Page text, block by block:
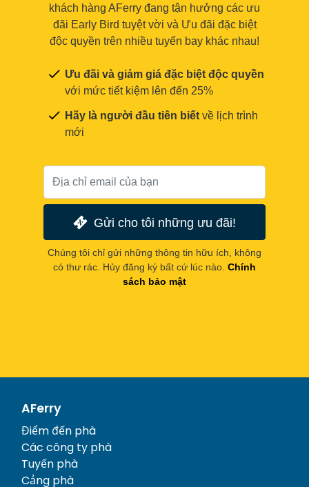
khách hàng AFerry đang tận hưởng các ưu
đãi Early Bird tuyệt vời và Ưu đãi đặc biệt
độc quyền trên nhiều tuyến bay khác nhau!
Ưu đãi và giảm giá đặc biệt độc quyền
với mức tiết kiệm lên đến 25%
Hãy là người đầu tiên biết về lịch trình
mới
Gửi cho tôi những ưu đãi!
Chúng tôi chỉ gửi những thông tin hữu ích, không
có thư rác. Hủy đăng ký bất cứ lúc nào. Chính
sách bảo mật
AFerry
Điểm đến phà
Các công ty phà
Tuyến phà
Cảng phà